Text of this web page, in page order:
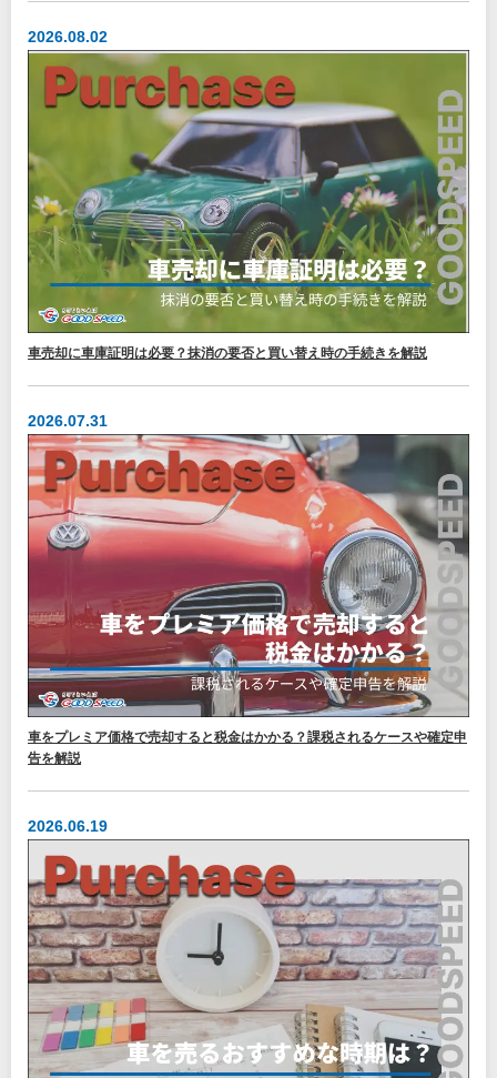
2026.08.02
車売却に車庫証明は必要？抹消の要否と買い替え時の手続きを解説
2026.07.31
車をプレミア価格で売却すると税金はかかる？課税されるケースや確定申
告を解説
2026.06.19